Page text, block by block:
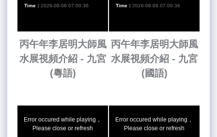
Time：2026-08-08 07:00:36
Time：2026-08-08 07:00:36
丙午年李居明大師風
水展視頻介紹 - 九宮
(粵語)
丙午年李居明大師風
水展視頻介紹 - 九宮
(國語)
Error occured while playing，
Please close or refresh
Error occured while playing，
Please close or refresh